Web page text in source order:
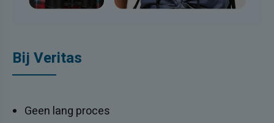
Bij Veritas
Geen lang proces